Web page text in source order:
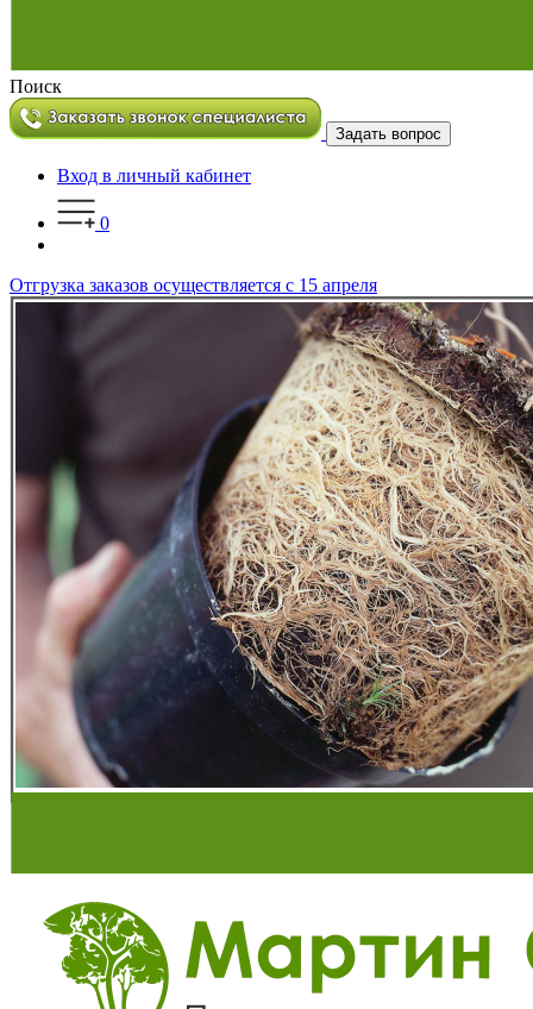
Поиск
Задать вопрос
Вход в личный кабинет
0
Отгрузка заказов осуществляется с 15 апреля